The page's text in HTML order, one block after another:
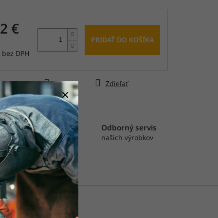
€
DPH
PRIDAŤ DO KOŠÍKA
sa Strážiť Zdieľať
výroba
pásy, rolky
Odborný servis
našich výrobkov